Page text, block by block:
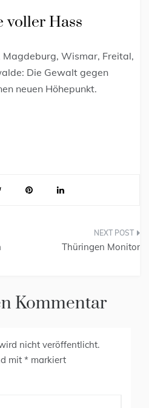
voller Hass
Magdeburg, Wismar, Freital,
Die Gewalt gegen
neuen Höhepunkt.
Thüringen Monitor
Kommentar
nicht veröffentlicht.
mit * markiert